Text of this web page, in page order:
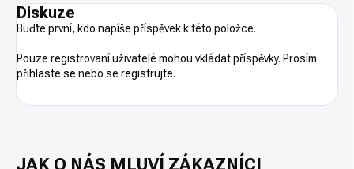
Diskuze
Buďte první, kdo napíše příspěvek k této položce.
Pouze registrovaní uživatelé mohou vkládat příspěvky. Prosím
přihlaste se nebo se registrujte.